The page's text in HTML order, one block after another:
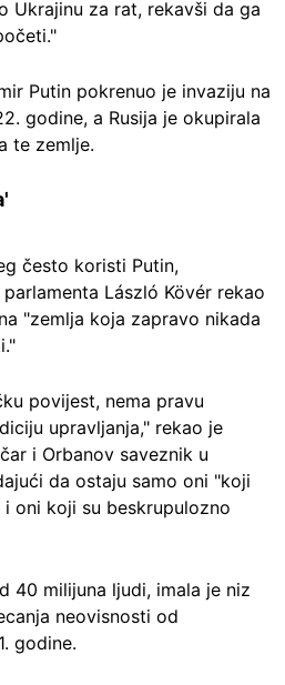
Ukrajinu za rat, rekavši da ga
Putin pokrenuo je invaziju na
godine, a Rusija je okupirala
te zemlje.
često koristi Putin,
László Kövér rekao
"zemlja koja zapravo nikada
povijest, nema pravu
upravljanja," rekao je
i Orbanov saveznik u
da ostaju samo oni "koji
oni koji su beskrupulozno
40 milijuna ljudi, imala je niz
neovisnosti od
godine.